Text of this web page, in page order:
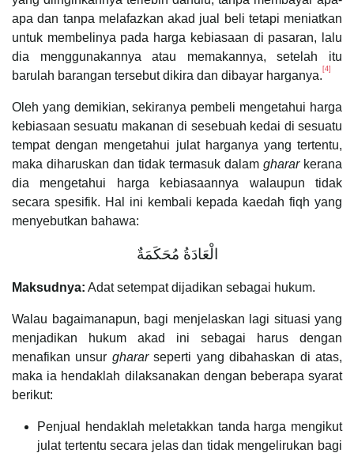
apa dan tanpa melafazkan akad jual beli tetapi meniatkan
untuk membelinya pada harga kebiasaan di pasaran, lalu
dia menggunakannya atau memakannya, setelah itu
barulah barangan tersebut dikira dan dibayar harganya. [4]
Oleh yang demikian, sekiranya pembeli mengetahui harga
kebiasaan sesuatu makanan di sesebuah kedai di sesuatu
tempat dengan mengetahui julat harganya yang tertentu,
maka diharuskan dan tidak termasuk dalam ghararkerana
dia mengetahui harga kebiasaannya walaupun tidak
secara spesifik. Hal ini kembali kepada kaedah fiqh yang
menyebutkan bahawa:
الْعَادَةُ مُحَكَمَةٌ
Maksudnya: Adat setempat dijadikan sebagai hukum.
Walau bagaimanapun, bagi menjelaskan lagi situasi yang
menjadikan hukum akad ini sebagai harus dengan
menafikan unsur ghararseperti yang dibahaskan di atas,
maka ia hendaklah dilaksanakan dengan beberapa syarat
berikut:
Penjual hendaklah meletakkan tanda harga mengikut
julat tertentu secara jelas dan tidak mengelirukan bagi